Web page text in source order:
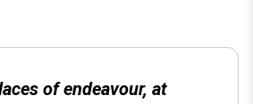
of endeavour, at